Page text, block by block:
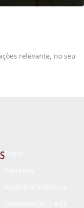
relevante, no seu